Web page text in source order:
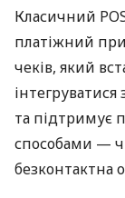
Класичний
платіжний
чеків, який
та підтримує
способами —
безконтактна